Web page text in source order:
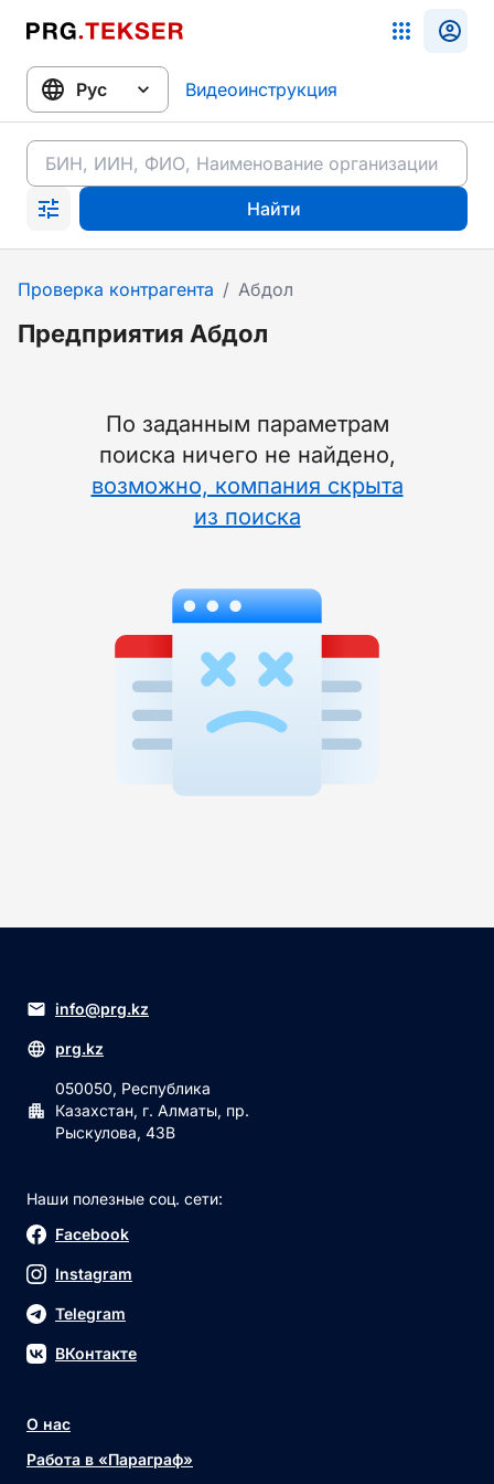
Видеоинструкция
Найти
Проверка контрагента / Абдол
Предприятия Абдол
По заданным параметрам
поиска ничего не найдено,
возможно, компания скрыта
из поиска
info@prg.kz
prg.kz
050050, Республика
Казахстан, г. Алматы, пр.
Рыскулова, 43В
Наши полезные соц. сети:
Facebook
Instagram
Telegram
ВКонтакте
О нас
Работа в «Параграф»